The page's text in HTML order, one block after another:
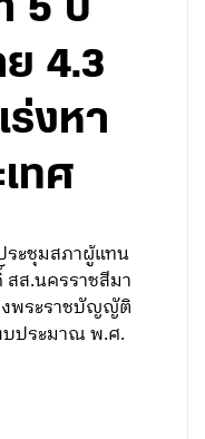
5 ปี
4.3
ร่งหา
ทศ
ระชุมสภาผู้แทน
ส.นครราชสีมา
งพระราชบัญญัติ
บประมาณ พ.ศ.